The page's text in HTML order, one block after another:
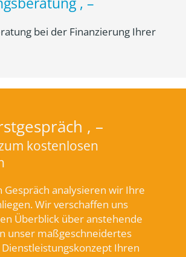
bei der Finanzierung Ihrer
, –
kostenlosen
analysieren wir Ihre
Wir verschaffen uns
Überblick über anstehende
unser maßgeschneidertes
Ihren